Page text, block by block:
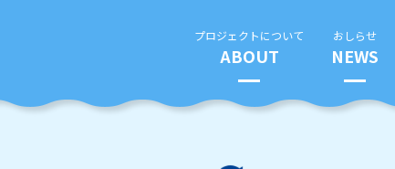
プロジェクトについて
ABOUT
おしらせ
NEWS